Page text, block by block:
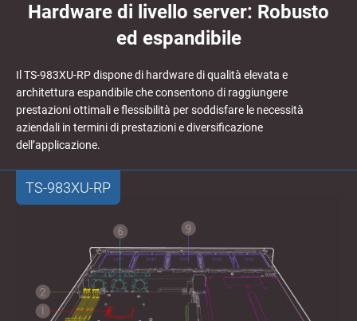
Hardware di livello server: Robusto
ed espandibile
Il TS-983XU-RP dispone di hardware di qualità elevata e
architettura espandibile che consentono di raggiungere
prestazioni ottimali e flessibilità per soddisfare le necessità
aziendali in termini di prestazioni e diversificazione
dell’applicazione.
TS-983XU-RP